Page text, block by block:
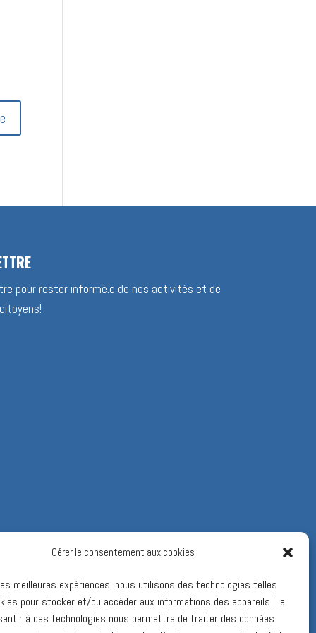
Gérer le consentement aux cookies
meilleures expériences, nous utilisons des technologies telles
pour stocker et/ou accéder aux informations des appareils. Le
à ces technologies nous permettra de traiter des données
pour rester informé.e de nos activités et de